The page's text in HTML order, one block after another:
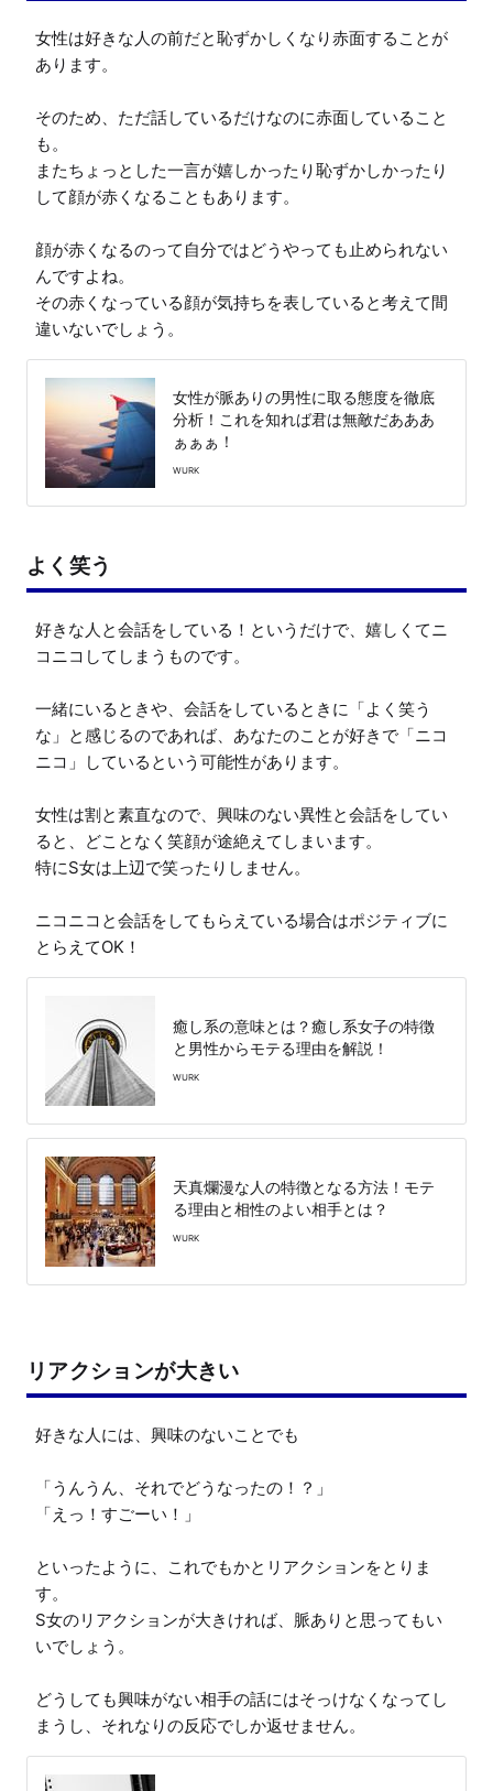
女性は好きな人の前だと恥ずかしくなり赤面することが
あります。
そのため、ただ話しているだけなのに赤面していること
も。
またちょっとした一言が嬉しかったり恥ずかしかったり
して顔が赤くなることもあります。
顔が赤くなるのって自分ではどうやっても止められない
んですよね。
その赤くなっている顔が気持ちを表していると考えて間
違いないでしょう。
女性が脈ありの男性に取る態度を徹底
分析！これを知れば君は無敵だあああ
ぁぁぁ！
WURK
よく笑う
好きな人と会話をしている！というだけで、嬉しくてニ
コニコしてしまうものです。
一緒にいるときや、会話をしているときに「よく笑う
な」と感じるのであれば、あなたのことが好きで「ニコ
ニコ」しているという可能性があります。
女性は割と素直なので、興味のない異性と会話をしてい
ると、どことなく笑顔が途絶えてしまいます。
特にS女は上辺で笑ったりしません。
ニコニコと会話をしてもらえている場合はポジティブに
とらえてOK！
癒し系の意味とは？癒し系女子の特徴
と男性からモテる理由を解説！
WURK
天真爛漫な人の特徴となる方法！モテ
る理由と相性のよい相手とは？
WURK
リアクションが大きい
好きな人には、興味のないことでも
「うんうん、それでどうなったの！？」
「えっ！すごーい！」
といったように、これでもかとリアクションをとりま
す。
S女のリアクションが大きければ、脈ありと思ってもい
いでしょう。
どうしても興味がない相手の話にはそっけなくなってし
まうし、それなりの反応でしか返せません。